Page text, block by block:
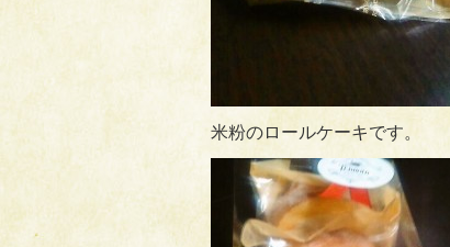
米粉のロールケーキです。